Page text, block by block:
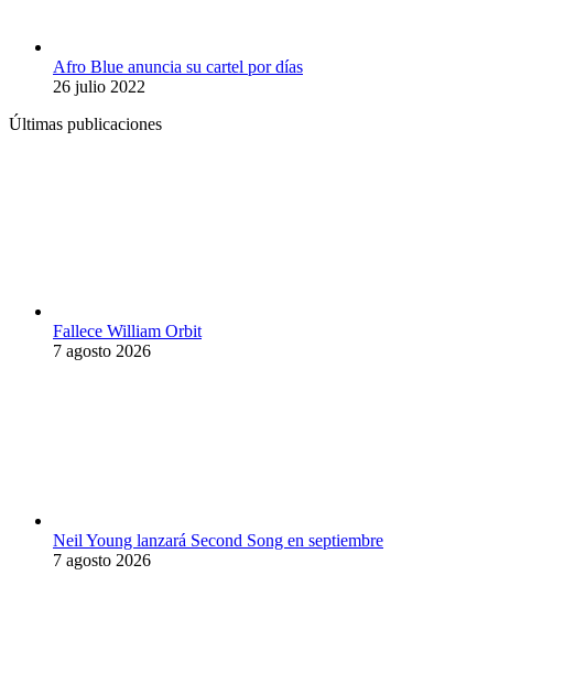
Afro Blue anuncia su cartel por días
26 julio 2022
Últimas publicaciones
Fallece William Orbit
7 agosto 2026
Neil Young lanzará Second Song en septiembre
7 agosto 2026